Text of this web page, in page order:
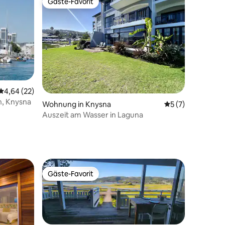
Bewertungen
Bewertung: 4,64 von 5, 22 Bewertungen
4,64 (22)
Knysna
Gäste-Favorit
Wohnung in Knysna
5 (7)
Auszeit am Wasser in Laguna
Gäste-Favorit
Gäste-Favorit